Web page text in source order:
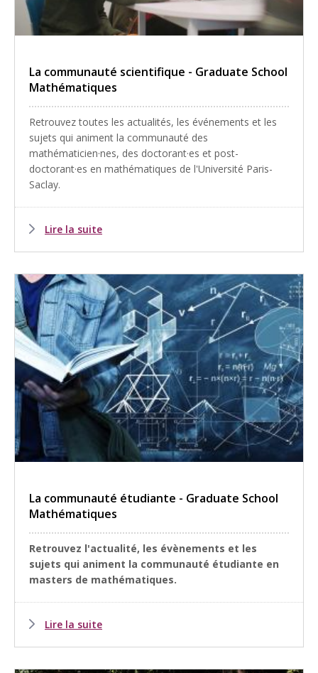
La communauté scientifique - Graduate School
Mathématiques
Retrouvez toutes les actualités, les événements et les
sujets qui animent la communauté des
mathématicien·nes, des doctorant·es et post-
doctorant·es en mathématiques de l'Université Paris-
Saclay.
Lire la suite
La communauté étudiante - Graduate School
Mathématiques
Retrouvez l'actualité, les évènements et les
sujets qui animent la communauté étudiante en
masters de mathématiques.
Lire la suite